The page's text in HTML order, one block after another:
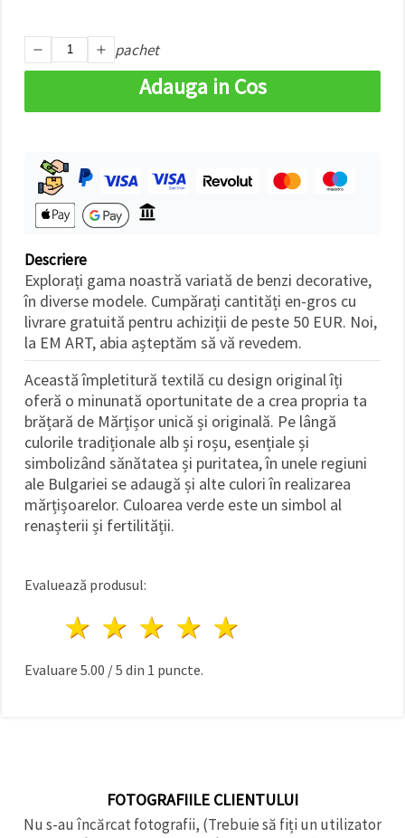
pe butonul
"Salvați"
Аcceptati
Setări
pachet
Adauga in Cos
Descriere
Explorați gama noastră variată de benzi decorative,
în diverse modele. Cumpărați cantități en-gros cu
livrare gratuită pentru achiziții de peste 50 EUR. Noi,
la EM ART, abia așteptăm să vă revedem.
Această împletitură textilă cu design original îți
oferă o minunată oportunitate de a crea propria ta
brățară de Mărțișor unică și originală. Pe lângă
culorile tradiționale alb și roșu, esențiale și
simbolizând sănătatea și puritatea, în unele regiuni
ale Bulgariei se adaugă și alte culori în realizarea
mărțișoarelor. Culoarea verde este un simbol al
renașterii și fertilității.
Evaluează produsul:
4 stele
3 stele
2 stele
1 stea
Evaluare 5.00 /5 din 1 puncte.
FOTOGRAFIILE CLIENTULUI
Nu s-au încărcat fotografii, (Trebuie să fiți un utilizator